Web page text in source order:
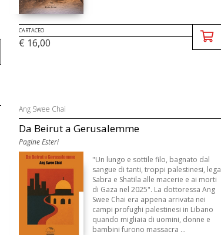
CARTACEO
€ 16,00
Ang Swee Chai
Da Beirut a Gerusalemme
Pagine Esteri
"Un lungo e sottile filo, bagnato dal
sangue di tanti, troppi palestinesi, lega
Sabra e Shatila alle macerie e ai morti
di Gaza nel 2025". La dottoressa Ang
Swee Chai era appena arrivata nei
campi profughi palestinesi in Libano
quando migliaia di uomini, donne e
bambini furono massacra ...